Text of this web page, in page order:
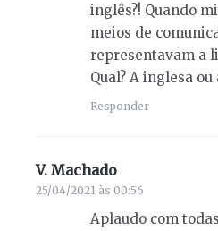
inglês?! Quando
meios de
representavam a
Qual? A inglesa ou
Responder
V. Machado
25/04/2021 às 00:56
Aplaudo com